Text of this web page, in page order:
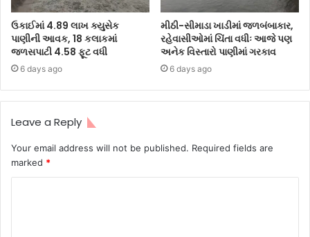
ઉકાઈમાં 4.89 લાખ ક્યુસેક
પાણીની આવક, 18 કલાકમાં
જળસપાટી 4.58 ફૂટ વધી
6 days ago
મીઠી-સીમાડા ખાડીમાં જળબંબાકાર,
રહેવાસીઓમાં ચિંતા વધીઃ આજે પણ
અનેક વિસ્તારો પાણીમાં ગરકાવ
6 days ago
Leave a Reply
Your email address will not be published. Required fields are
marked *